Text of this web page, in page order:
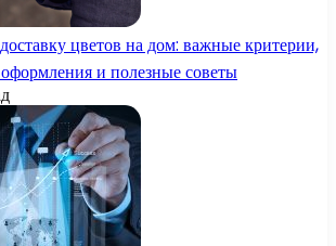
цветов на дом: важные критерии,
и полезные советы